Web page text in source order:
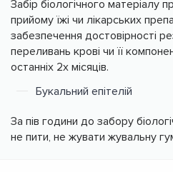
Забір біологічного матеріалу
прийому їжі чи лікарських
забезпечення достовірності
переливань крові чи її
останніх 2х місяців.
Букальний епітелій
За пів години до забору
не пити, не жувати жувальну